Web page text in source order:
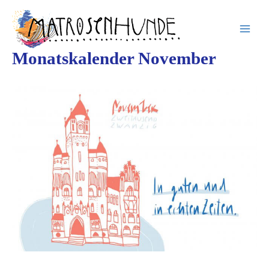
springen
Inhalt
springen
Monatskalender November